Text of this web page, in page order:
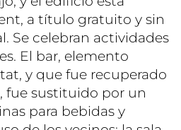
a título gratuito y sin
Se celebran actividades
El bar, elemento
y que fue recuperado
fue sustituido por un
para bebidas y